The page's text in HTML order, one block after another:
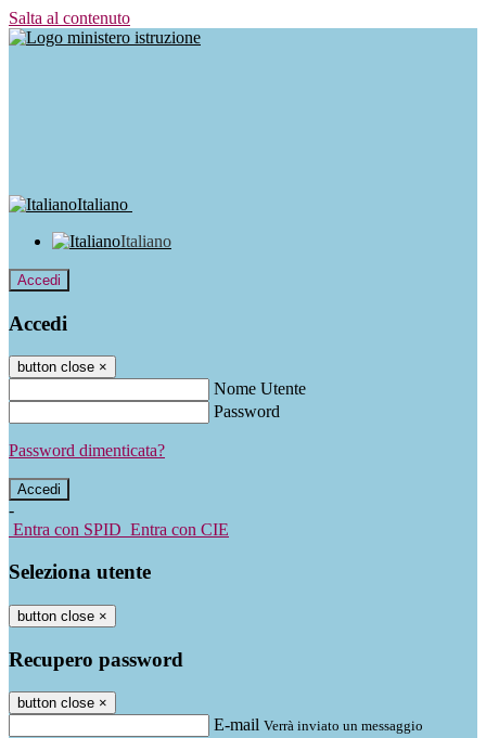
Salta al contenuto
Italiano
Italiano
Accedi
Accedi
button close ×
Nome Utente
Password
Password dimenticata?
-
Entra con SPID Entra con CIE
Seleziona utente
button close ×
Recupero password
button close ×
E-mail Verrà inviato un messaggio